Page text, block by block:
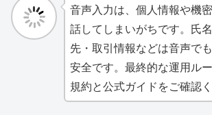
音声入力は、個人情報や機
話してしまいがちです。氏
先・取引情報などは音声で
安全です。最終的な運用ル
規約と公式ガイドをご確認く